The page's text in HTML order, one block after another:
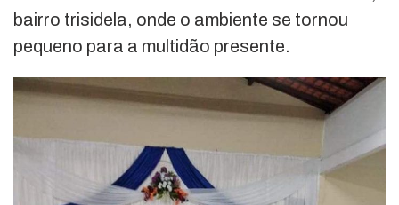
bairro trisidela, onde o ambiente se tornou
pequeno para a multidão presente.